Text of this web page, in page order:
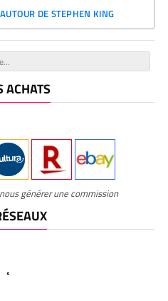
DE STEPHEN KING
ACHATS
générer une commission